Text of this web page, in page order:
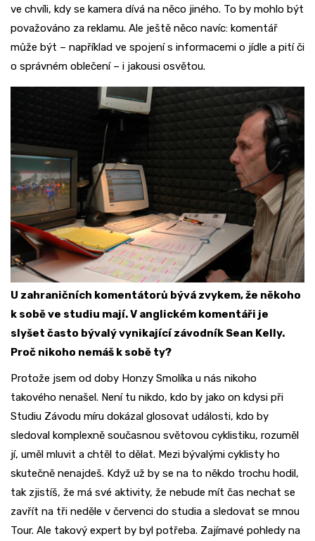
ve chvíli, kdy se kamera dívá na něco jiného. To by mohlo být
považováno za reklamu. Ale ještě něco navíc: komentář
může být – například ve spojení s informacemi o jídle a pití či
o správném oblečení – i jakousi osvětou.
U zahraničních komentátorů bývá zvykem, že někoho
k sobě ve studiu mají. V anglickém komentáři je
slyšet často bývalý vynikající závodník Sean Kelly.
Proč nikoho nemáš k sobě ty?
Protože jsem od doby Honzy Smolíka u nás nikoho
takového nenašel. Není tu nikdo, kdo by jako on kdysi při
Studiu Závodu míru dokázal glosovat události, kdo by
sledoval komplexně současnou světovou cyklistiku, rozuměl
jí, uměl mluvit a chtěl to dělat. Mezi bývalými cyklisty ho
skutečně nenajdeš. Když už by se na to někdo trochu hodil,
tak zjistíš, že má své aktivity, že nebude mít čas nechat se
zavřít na tři neděle v červenci do studia a sledovat se mnou
Tour. Ale takový expert by byl potřeba. Zajímavé pohledy na